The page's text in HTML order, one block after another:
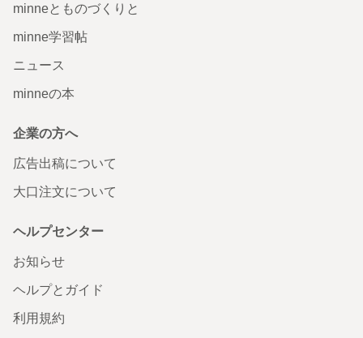
minneとものづくりと
minne学習帖
ニュース
minneの本
企業の方へ
広告出稿について
大口注文について
ヘルプセンター
お知らせ
ヘルプとガイド
利用規約